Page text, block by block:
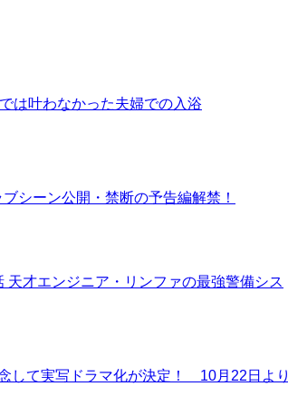
は叶わなかった夫婦での入浴
シーン公開・禁断の予告編解禁！
天才エンジニア・リンファの最強警備シス
して実写ドラマ化が決定！ 10月22日より